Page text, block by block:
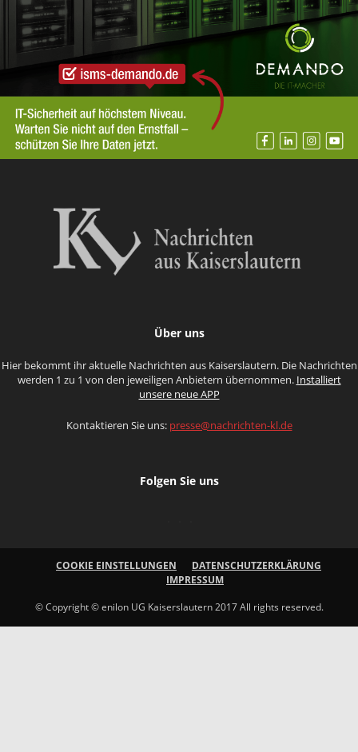
Über uns
Hier bekommt ihr aktuelle Nachrichten aus Kaiserslautern. Die Nachrichten
werden 1 zu 1 von den jeweiligen Anbietern übernommen. Installiert
unsere neue APP
Kontaktieren Sie uns: presse@nachrichten-kl.de
Folgen Sie uns
COOKIE EINSTELLUNGEN
DATENSCHUTZERKLÄRUNG
IMPRESSUM
© Copyright © enilon UG Kaiserslautern 2017 All rights reserved.